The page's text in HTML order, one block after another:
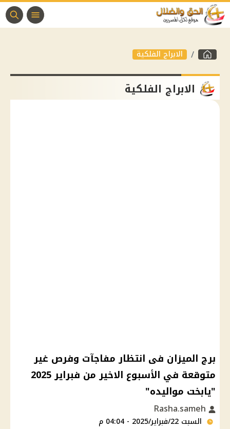
الابراج الفلكية
الابراج الفلكية
برج الميزان فى انتظار مفاجآت وفرص غير
متوقعة في الأسبوع الاخير من فبراير 2025
"يابخت مواليده"
السبت 22/فبراير/2025 - 04:04 م